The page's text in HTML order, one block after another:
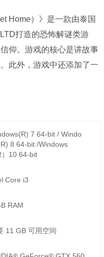
）》是一款由泰国
打造的恐怖解谜类游
仰。游戏的核心是讲故事
此外，游戏中还添加了一
7 64-bit / Windo
8 64-bit /Windows
）10 64-bit
Core i3
RAM
11 GB 可用空间